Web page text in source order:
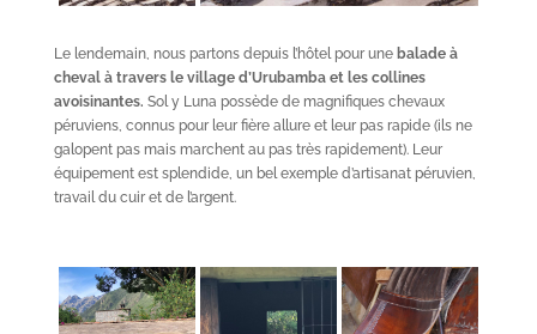
Le lendemain, nous partons depuis l’hôtel pour une balade à
cheval à travers le village d’Urubamba et les collines
avoisinantes. Sol y Luna possède de magnifiques chevaux
péruviens, connus pour leur fière allure et leur pas rapide (ils ne
galopent pas mais marchent au pas très rapidement). Leur
équipement est splendide, un bel exemple d’artisanat péruvien,
travail du cuir et de l’argent.